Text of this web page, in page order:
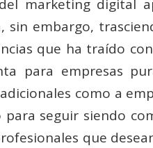
marketing digital
sin embargo,
que ha traído
para empresas
como a
para seguir siendo
que